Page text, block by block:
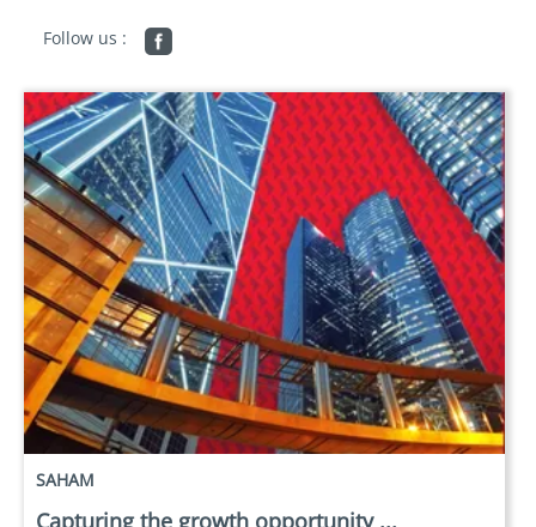
Follow us :
SAHAM
Capturing the growth opportunity ...